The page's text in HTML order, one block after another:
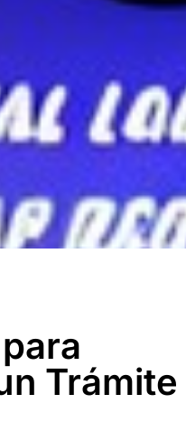
Trámite